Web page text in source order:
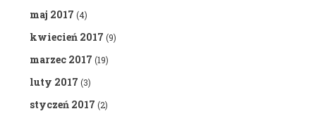
maj 2017 (4)
kwiecień 2017 (9)
marzec 2017 (19)
luty 2017 (3)
styczeń 2017 (2)